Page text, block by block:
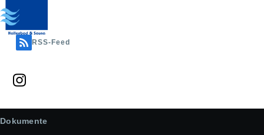
RSS-Feed
Dokumente